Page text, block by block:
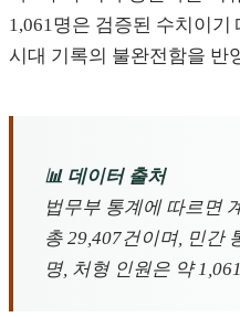
1,061명은 검증된 수치이기
시대 기록의 불완전함을 반
📊 데이터 출처
법무부 통계에 따르면
총 29,407건이며, 민간
명, 처형 인원은 약